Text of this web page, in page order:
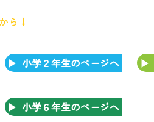
ら↓
小学２年生のページへ
小学６年生のページへ